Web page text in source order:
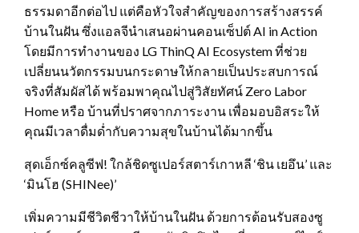
ธรรมดาอีกต่อไป แต่คือหัวใจสำคัญของการสร้างสรรค์
บ้านในฝัน ซึ่งแอลจีนำเสนอผ่านคอนเซ็ปต์ AI in Action
โดยมีการทำงานของ LG ThinQ AI Ecosystem ที่ช่วย
เปลี่ยนนวัตกรรมบนกระดาษให้กลายเป็นประสบการณ์
จริงที่สัมผัสได้ พร้อมพาคุณไปสู่วิสัยทัศน์ Zero Labor
Home หรือ บ้านที่ปราศจากภาระงาน เพื่อมอบอิสระให้
คุณมีเวลาดื่มด่ำกับความสุขในบ้านได้มากขึ้น
สุดเอ็กซ์คลูซีฟ! ใกล้ชิดซูเปอร์สตาร์เกาหลี ‘ชิน เยอึน’ และ
‘มินโฮ (SHINee)’
เพิ่มความมีชีวิตชีวาให้บ้านในฝัน ด้วยการต้อนรับสองซู